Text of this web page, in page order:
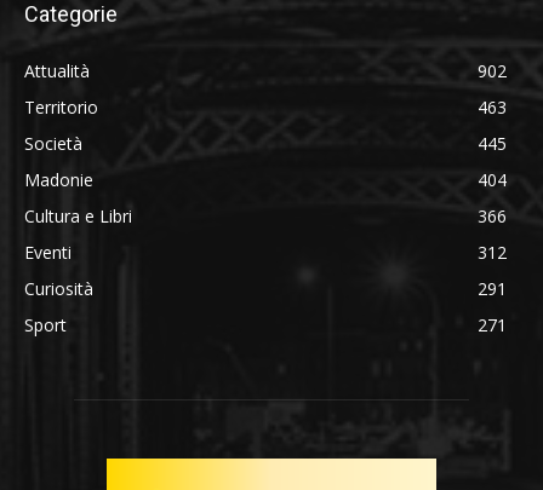
Categorie
Attualità
902
Territorio
463
Società
445
Madonie
404
Cultura e Libri
366
Eventi
312
Curiosità
291
Sport
271